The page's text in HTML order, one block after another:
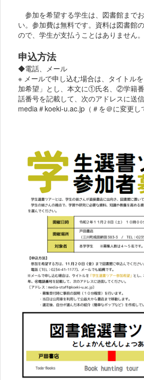
参加を希望する学生は、図書館まで
い。参加費は無料です。資料は図書館
ので、学生が支払うことはありません。
申込方法
◆電話、メール
※ メールで申し込む場合は、タイトル
加希望」とし、本文に①氏名、②学籍
話番号を記載して、次のアドレスに送信
media＃koeki-u.ac.jp（＃を＠に変更し